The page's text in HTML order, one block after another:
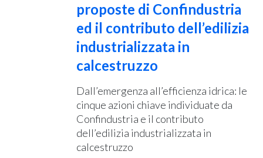
proposte di Confindustria
ed il contributo dell’edilizia
industrializzata in
calcestruzzo
Dall’emergenza all’efficienza idrica: le
cinque azioni chiave individuate da
Confindustria e il contributo
dell’edilizia industrializzata in
calcestruzzo